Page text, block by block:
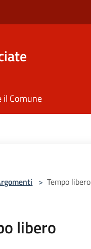
il Comune
> Tempo libero
libero